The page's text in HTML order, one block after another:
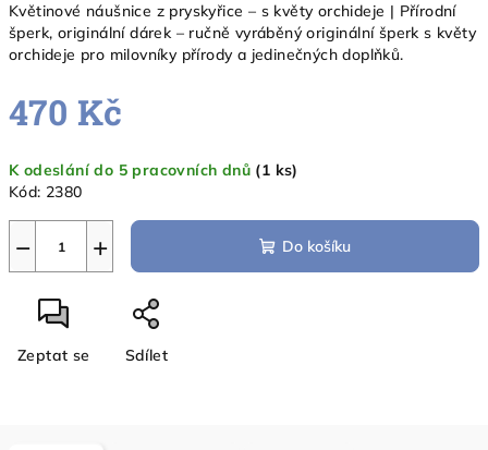
Květinové náušnice z pryskyřice – s květy orchideje | Přírodní
šperk, originální dárek – ručně vyráběný originální šperk s květy
orchideje pro milovníky přírody a jedinečných doplňků.
470 Kč
cena:
K odeslání do 5 pracovních dnů (1 ks)
Kód: 2380
+
− Do košíku
Zeptat se Sdílet